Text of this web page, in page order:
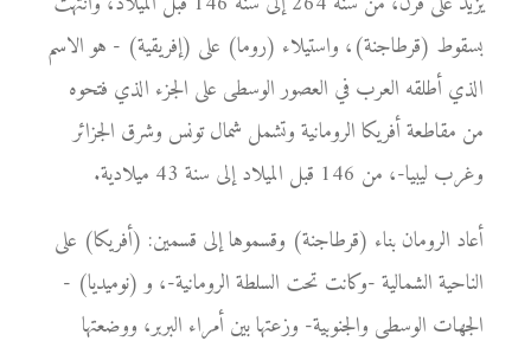
بسقوط (قرطاجنة)، واستيلاء (روما) على (إفريقية) - هو الاسم
الذي أطلقه العرب في العصور الوسطى على الجزء الذي فتحوه
من مقاطعة أفريكا الرومانية وتشمل شمال تونس وشرق الجزائر
وغرب ليبيا-، من 146 قبل الميلاد إلى سنة 43 ميلادية.
أعاد الرومان بناء (قرطاجنة) وقسموها إلى قسمين: (أفريكا) على
الناحية الشمالية -وكانت تحت السلطة الرومانية-، و (نوميديا) -
الجهات الوسطى والجنوبية- وزعتها بين أمراء البربر، ووضعتها